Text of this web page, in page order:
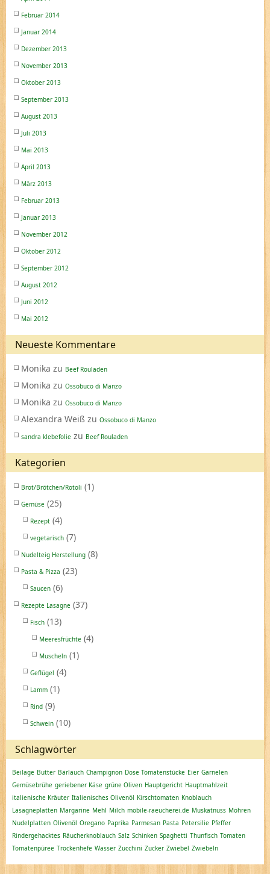
Februar 2014
Januar 2014
Dezember 2013
November 2013
Oktober 2013
September 2013
August 2013
Juli 2013
Mai 2013
April 2013
März 2013
Februar 2013
Januar 2013
November 2012
Oktober 2012
September 2012
August 2012
Juni 2012
Mai 2012
Neueste Kommentare
Monika zu Beef Rouladen
Monika zu Ossobuco di Manzo
Monika zu Ossobuco di Manzo
Alexandra Weiß zu Ossobuco di Manzo
sandra klebefolie zu Beef Rouladen
Kategorien
Brot/Brötchen/Rotoli (1)
Gemüse (25)
Rezept (4)
vegetarisch (7)
Nudelteig Herstellung (8)
Pasta & Pizza (23)
Saucen (6)
Rezepte Lasagne (37)
Fisch (13)
Meeresfrüchte (4)
Muscheln (1)
Geflügel (4)
Lamm (1)
Rind (9)
Schwein (10)
Schlagwörter
Beilage Butter Bärlauch Champignon Dose Tomatenstücke Eier Garnelen
Gemüsebrühe geriebener Käse grüne Oliven Hauptgericht Hauptmahlzeit
italienische Kräuter Italienisches Olivenöl Kirschtomaten Knoblauch
Lasagneplatten Margarine Mehl Milch mobile-raeucherei.de Muskatnuss Möhren
Nudelplatten Olivenöl Oregano Paprika Parmesan Pasta Petersilie Pfeffer
Rindergehacktes Räucherknoblauch Salz Schinken Spaghetti Thunfisch Tomaten
Tomatenpüree Trockenhefe Wasser Zucchini Zucker Zwiebel Zwiebeln